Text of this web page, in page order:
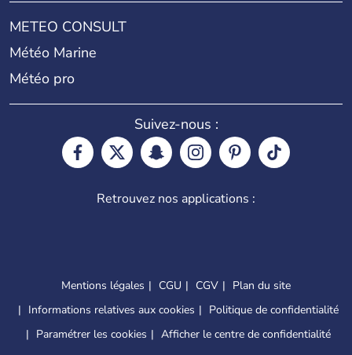
METEO CONSULT
Météo Marine
Météo pro
Suivez-nous :
Retrouvez nos applications :
Mentions légales CGU CGV
Plan du site
Informations relatives aux cookies
Politique de confidentialité
Paramétrer les cookies
Afficher le centre de confidentialité